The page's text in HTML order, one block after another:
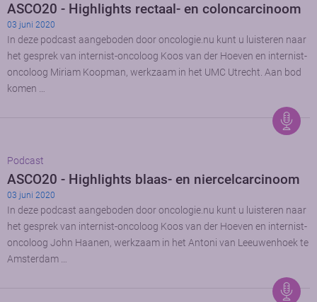
ASCO20 - Highlights rectaal- en coloncarcinoom
03 juni 2020
In deze podcast aangeboden door oncologie.nu kunt u luisteren naar
het gesprek van internist-oncoloog Koos van der Hoeven en internist-
oncoloog Miriam Koopman, werkzaam in het UMC Utrecht. Aan bod
komen …
Podcast
ASCO20 - Highlights blaas- en niercelcarcinoom
03 juni 2020
In deze podcast aangeboden door oncologie.nu kunt u luisteren naar
het gesprek van internist-oncoloog Koos van der Hoeven en internist-
oncoloog John Haanen, werkzaam in het Antoni van Leeuwenhoek te
Amsterdam …